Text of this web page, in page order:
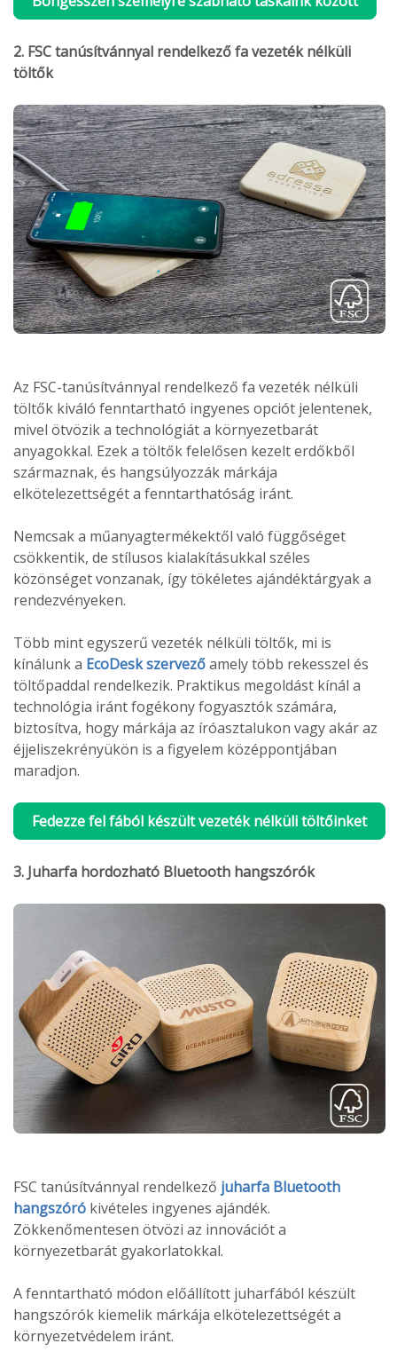
2. FSC tanúsítvánnyal rendelkező fa vezeték nélküli
töltők
Az FSC-tanúsítvánnyal rendelkező fa vezeték nélküli
töltők kiváló fenntartható ingyenes opciót jelentenek,
mivel ötvözik a technológiát a környezetbarát
anyagokkal. Ezek a töltők felelősen kezelt erdőkből
származnak, és hangsúlyozzák márkája
elkötelezettségét a fenntarthatóság iránt.
Nemcsak a műanyagtermékektől való függőséget
csökkentik, de stílusos kialakításukkal széles
közönséget vonzanak, így tökéletes ajándéktárgyak a
rendezvényeken.
Több mint egyszerű vezeték nélküli töltők, mi is
kínálunk a EcoDesk szervezőamely több rekesszel és
töltőpaddal rendelkezik. Praktikus megoldást kínál a
technológia iránt fogékony fogyasztók számára,
biztosítva, hogy márkája az íróasztalukon vagy akár az
éjjeliszekrényükön is a figyelem középpontjában
maradjon.
Fedezze fel fából készült vezeték nélküli töltőinket
3. Juharfa hordozható Bluetooth hangszórók
FSC tanúsítvánnyal rendelkező juharfa Bluetooth
hangszóró kivételes ingyenes ajándék.
Zökkenőmentesen ötvözi az innovációt a
környezetbarát gyakorlatokkal.
A fenntartható módon előállított juharfából készült
hangszórók kiemelik márkája elkötelezettségét a
környezetvédelem iránt.